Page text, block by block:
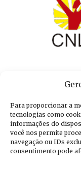
Para proporcionar a
tecnologias como
informações do
você nos permite
navegação ou IDs
consentimento pode